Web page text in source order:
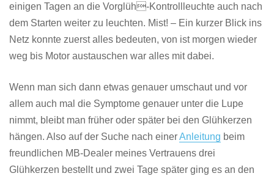
einigen Tagen an die Vorglüh-Kontrollleuchte auch nach
dem Starten weiter zu leuchten. Mist! – Ein kurzer Blick ins
Netz konnte zuerst alles bedeuten, von ist morgen wieder
weg bis Motor austauschen war alles mit dabei.
Wenn man sich dann etwas genauer umschaut und vor
allem auch mal die Symptome genauer unter die Lupe
nimmt, bleibt man früher oder später bei den Glühkerzen
hängen. Also auf der Suche nach einerAnleitung beim
freundlichen MB-Dealer meines Vertrauens drei
Glühkerzen bestellt und zwei Tage später ging es an den